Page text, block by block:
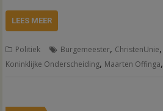
LEES MEER
Politiek Burgemeester, ChristenUnie,
Koninklijke Onderscheiding, Maarten Offinga,